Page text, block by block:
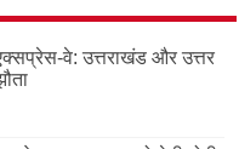
एक्सप्रेस-वे: उत्तराखंड और उत्तर